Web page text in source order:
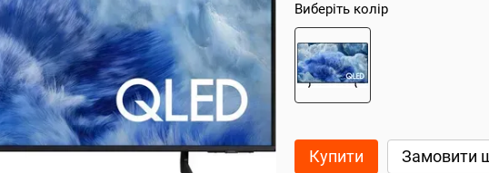
Виберіть колір
Купити Замовити